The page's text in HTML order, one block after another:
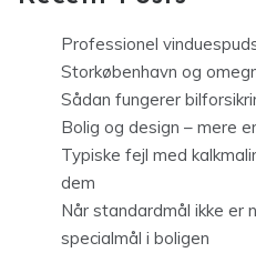
Professionel
Storkøbenhavn og
Sådan fungerer
Bolig og design – mere
Typiske fejl med
dem
Når standardmål ikke er
specialmål i boligen